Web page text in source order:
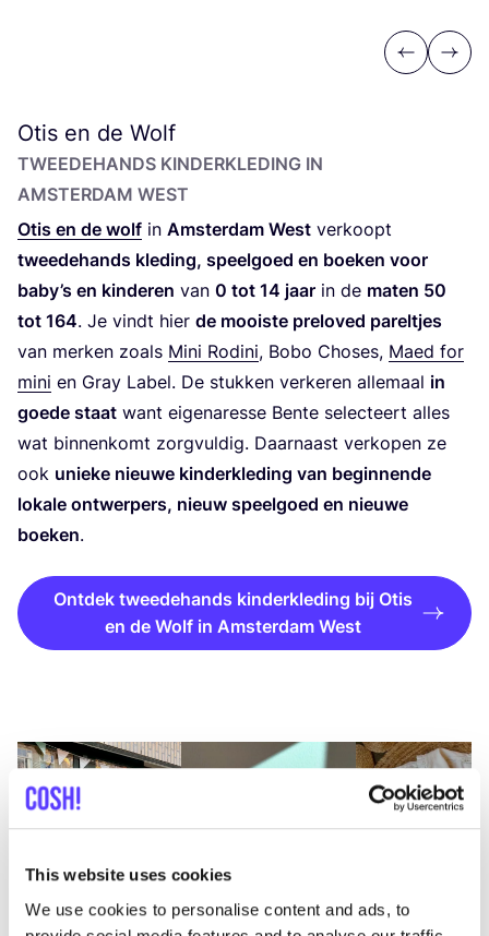
This website uses cookies
We use cookies to personalise content and ads, to
Previous
Next
Otis en de Wolf
TWEE­DE­HANDS KIN­DER­KLE­DING IN
AMSTER­DAM WEST
Otis en de wolf in Amster­dam West ver­koopt
twee­de­hands kle­ding, speel­goed en boe­ken voor
baby’s en kin­de­ren van 0 tot 14 jaar in de maten 50
tot 164. Je vindt hier de mooi­ste prel­oved parel­tjes
van mer­ken zoals Mini Rodi­ni, Bobo Cho­ses, Maed for
mini en Gray Label. De stuk­ken ver­ke­ren alle­maal in
goe­de staat want eige­na­res­se Ben­te selec­teert alles
wat bin­nen­komt zorg­vul­dig. Daar­naast ver­ko­pen ze
ook unie­ke nieu­we kin­der­kle­ding van begin­nen­de
loka­le ont­wer­pers, nieuw speel­goed en nieu­we
boe­ken.
Ontdek tweedehands kinderkleding bij Otis
en de Wolf in Amsterdam West